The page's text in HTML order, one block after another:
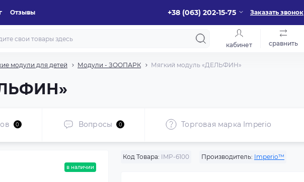
Отзывы +38 (063) 202-15-75 Заказать звонок
кабинет сравнить
модули для детей Модули - ЗООПАРК Мягкий модуль «ДЕЛЬФИН»
0 Вопросы 0 Торговая марка Imperio
в наличии
Код Товара: IMP-6100 Производитель: Imperio™